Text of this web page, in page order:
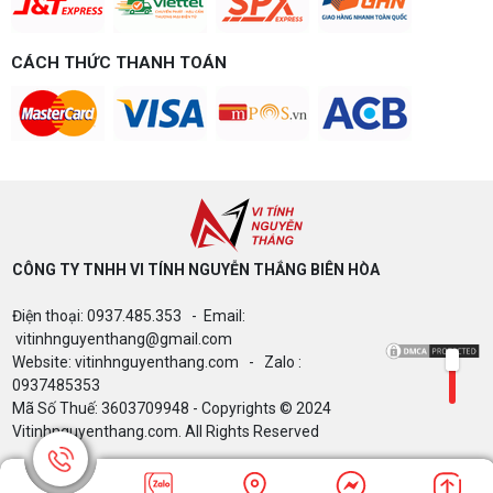
chi tiết CPU, VGA, RAM, nguồn theo đúng nhu cầu
Build PC gaming 15 triệu chơi được
Build PC gaming 15 triệu chơi được game gì? Vi
tính Nguyễn Thắng gợi ý cấu hình esports mượt,
đến 40 triệu
Build PC gaming theo ngân sách từ 10-40 triệu:
cách phân bổ CPU, GPU, RAM hợp lý, chọn
Intel/AMD và tránh sai tương thích. Tư vấn miễn
LÊN ĐỜI PC MÙA HÈ CÙNG COMBO
GIGABYTE & INTEL CORE ULTRA 200S
PLUS – NHẬN VOUCHER ĐẾN 800K
Thông báo v/v sử dụng phần mềm bản
quyền ( Vi tính Nguyễn Thắng)
CÁCH THỨC THANH TOÁN
CÔNG TY TNHH VI TÍNH NGUYỄN THẮNG BIÊN HÒA​
Điện thoại: 0937.485.353 - Email:
vitinhnguyenthang@gmail.com
Website: vitinhnguyenthang.com - Zalo :
0937485353
Mã Số Thuế: 3603709948 - Copyrights © 2024
Vitinhnguyenthang.com. All Rights Reserved